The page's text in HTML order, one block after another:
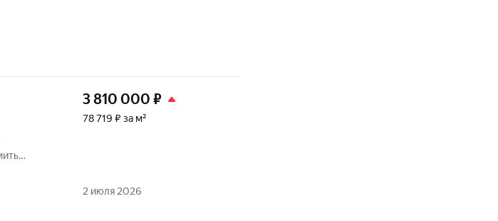
3 810 000 ₽
78 719 ₽ за м²
2 июля 2026